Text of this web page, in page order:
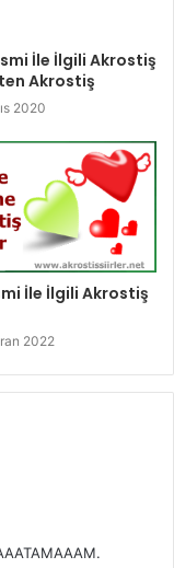
İle İlgili Akrostiş
Akrostiş
2020
İle İlgili Akrostiş
2022